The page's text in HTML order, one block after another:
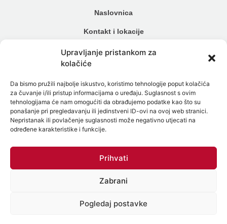
Upravljanje pristankom za
kolačiće
Da bismo pružili najbolje iskustvo, koristimo tehnologije poput kolačića
za čuvanje i/ili pristup informacijama o uređaju. Suglasnost s ovim
tehnologijama će nam omogućiti da obrađujemo podatke kao što su
ponašanje pri pregledavanju ili jedinstveni ID-ovi na ovoj web stranici.
Nepristanak ili povlačenje suglasnosti može negativno utjecati na
određene karakteristike i funkcije.
Prihvati
Zabrani
Pogledaj postavke
Naslovnica
Kontakt i lokacije
Cjenik
Načini plaćanja
Alergijski testovi
Genetski testovi
Testiranje na spolne bolesti
Mikrobiom
Politika zaštite osobnih podataka
Politika Kolačića (EU)